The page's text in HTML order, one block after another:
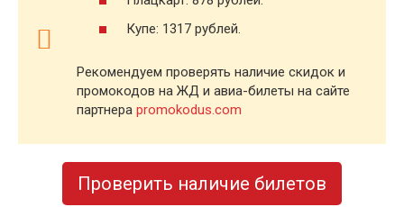
Купе: 1317 рублей.
Рекомендуем проверять наличие скидок и
промокодов на ЖД и авиа-билеты на сайте
партнера promokodus.com
Проверить наличие билетов